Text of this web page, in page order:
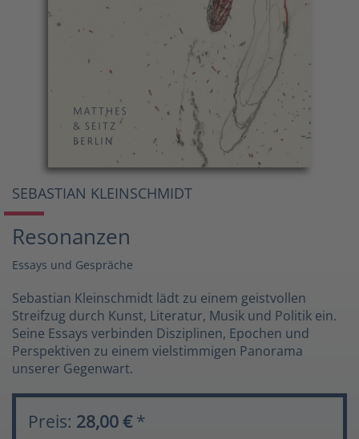
SEBASTIAN KLEINSCHMIDT
Resonanzen
Essays und Gespräche
Sebastian Kleinschmidt lädt zu einem geistvollen
Streifzug durch Kunst, Literatur, Musik und Politik ein.
Seine Essays verbinden Disziplinen, Epochen und
Perspektiven zu einem vielstimmigen Panorama
unserer Gegenwart.
Preis: 28,00 € *